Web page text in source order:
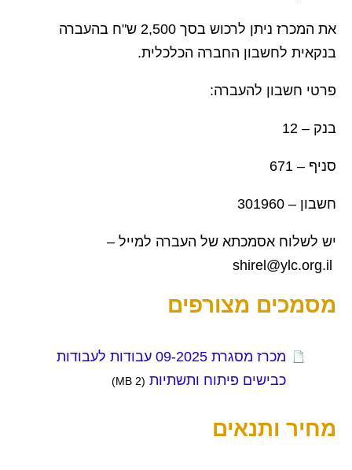
את המכרז ניתן לרכוש בסך 2,500 ש"ח בהעברה
בנקאית לחשבון החברה הכלכלית.
פרטי חשבון להעברה:
בנק – 12
סניף – 671
חשבון – 301960
יש לשלוח אסמכתא של העברה למייל –
shirel@ylc.org.il
מסמכים מצורפים
מכרז מסגרת 09-2025 עבודות לעבודות
כבישים פיתוח ותשתיות (2 MB)
מחיר ותנאים